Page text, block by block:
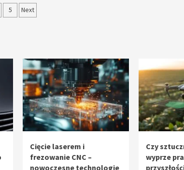
5 Next
Cięcie laserem i
frezowanie CNC –
nowoczesne technologie
Czy
wyprze